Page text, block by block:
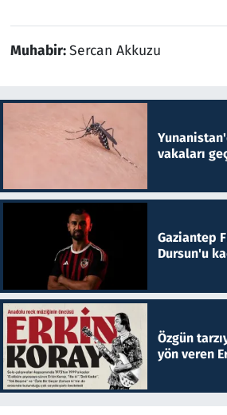
Muhabir:Sercan Akkuzu
vakaları
Gaziantep
Dursun'u
Özgün
yön veren